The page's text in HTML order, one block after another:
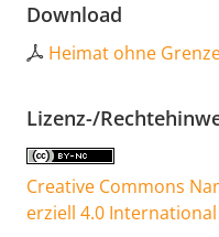
Download
Heimat ohne
Lizenz-/
Creative Commons
erziell 4.0 International